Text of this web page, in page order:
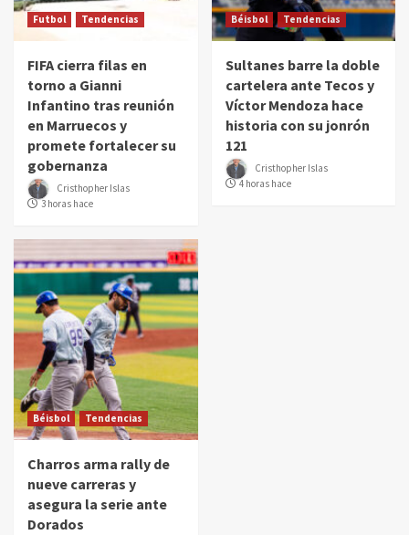
Futbol Tendencias
FIFA cierra filas en
torno a Gianni
Infantino tras reunión
en Marruecos y
promete fortalecer su
gobernanza
Cristhopher Islas
3 horas hace
Béisbol Tendencias
Sultanes barre la doble
cartelera ante Tecos y
Víctor Mendoza hace
historia con su jonrón
121
Cristhopher Islas
4 horas hace
Béisbol Tendencias
Charros arma rally de
nueve carreras y
asegura la serie ante
Dorados